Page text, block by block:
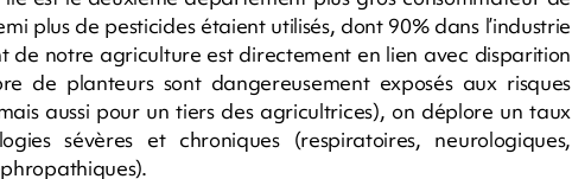
plus de pesticides étaient utilisés, dont 90% dans l’industrie
de notre agriculture est directement en lien avec disparition
de planteurs sont dangereusement exposés aux risques
aussi pour un tiers des agricultrices), on déplore un taux
sévères et chroniques (respiratoires, neurologiques,